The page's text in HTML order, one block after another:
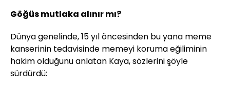
Göğüs mutlaka alınır mı?
Dünya genelinde, 15 yıl öncesinden bu yana meme
kanserinin tedavisinde memeyi koruma eğiliminin
hakim olduğunu anlatan Kaya, sözlerini şöyle
sürdürdü: